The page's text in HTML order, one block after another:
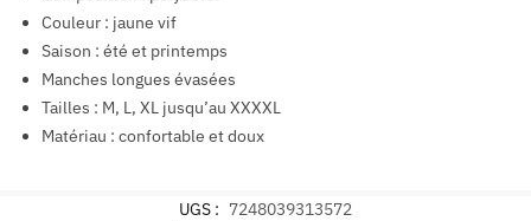
Couleur : jaune vif
Saison : été et printemps
Manches longues évasées
Tailles : M, L, XL jusqu’au XXXXL
Matériau : confortable et doux
UGS : 7248039313572